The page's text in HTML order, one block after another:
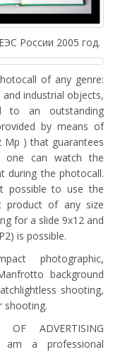
России 2005 год.
of any genre:
industrial objects,
to an outstanding
by means of
Mp ) that guarantees
one can watch the
during the photocall.
possible to use the
product of any size
for a slide 9х12 and
is possible.
photographic,
background
shooting,
shooting.
ADVERTISING
I am a professional